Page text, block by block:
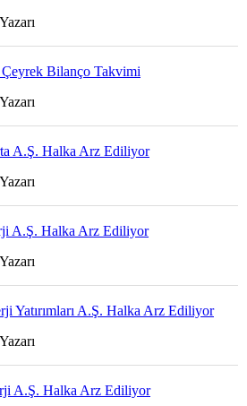
Çeyrek Bilanço Takvimi
A.Ş. Halka Arz Ediliyor
A.Ş. Halka Arz Ediliyor
Yatırımları A.Ş. Halka Arz Ediliyor
A.Ş. Halka Arz Ediliyor